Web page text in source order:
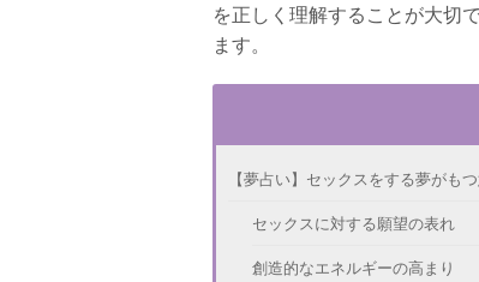
を正しく理解することが大切
ます。
【夢占い】セックスをする夢がも
セックスに対する願望の表れ
創造的なエネルギーの高まり